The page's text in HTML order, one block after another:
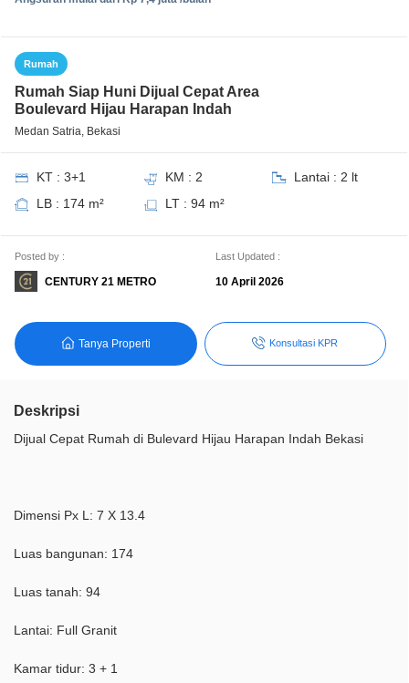
Rumah
Rumah Siap Huni Dijual Cepat Area
Boulevard Hijau Harapan Indah
Medan Satria, Bekasi
KT : 3+1 KM : 2
Lantai : 2 lt
LB : 174 m²
LT : 94 m²
Posted by :
CENTURY 21 METRO
Last Updated :
10 April 2026
Tanya Properti Konsultasi KPR
Deskripsi
Dijual Cepat Rumah di Bulevard Hijau Harapan Indah Bekasi
Dimensi Px L: 7 X 13.4
Luas bangunan: 174
Luas tanah: 94
Lantai: Full Granit
Kamar tidur: 3 + 1